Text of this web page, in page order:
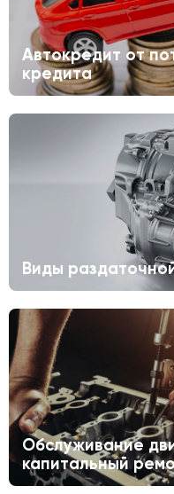
Автокредит от
кредита
Виды
Обслуживание
капитальный